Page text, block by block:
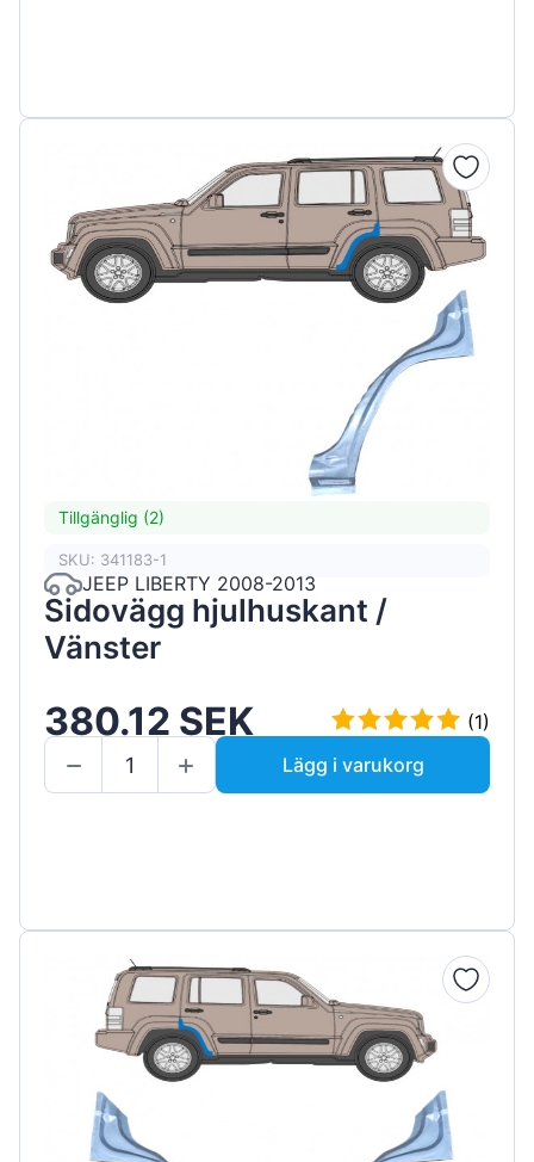
Tillgänglig (2)
SKU: 341183-1
JEEP LIBERTY 2008-2013
Sidovägg hjulhuskant /
Vänster
380.12 SEK
(1)
Lägg i varukorg